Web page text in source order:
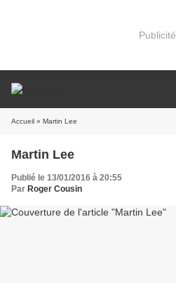
Publicité
Accueil » Martin Lee
Martin Lee
Publié le 13/01/2016 à 20:55
Par Roger Cousin